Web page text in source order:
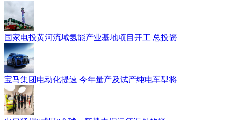
国家电投黄河流域氢能产业基地项目开工 总投资
宝马集团电动化提速 今年量产及试产纯电车型将